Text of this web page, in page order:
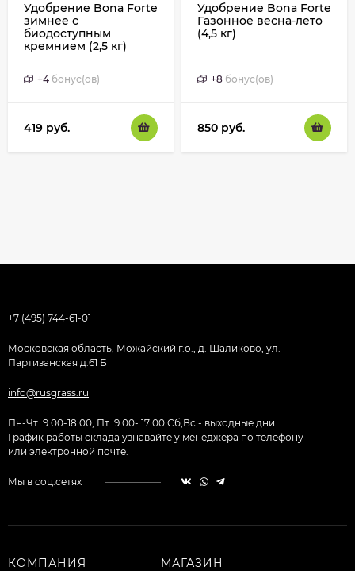
Удобрение Bona Forte
зимнее с
биодоступным
кремнием (2,5 кг)
+4 бонус(ов)
419 руб.
Удобрение Bona Forte
Газонное весна-лето
(4,5 кг)
+8 бонус(ов)
850 руб.
+7 (495) 744-61-01
Московская область, Можайский г.о., д. Шаликово, ул.
Партизанская д.61 Б
info@rusgrass.ru
Пн-Чт: 9:00-18:00, Пт: 9:00- 17:00 Сб,Вс - выходные дни
График работы склада узнавайте у менеджера по телефону
или электронной почте.
Мы в соц.сетях
КОМПАНИЯ МАГАЗИН